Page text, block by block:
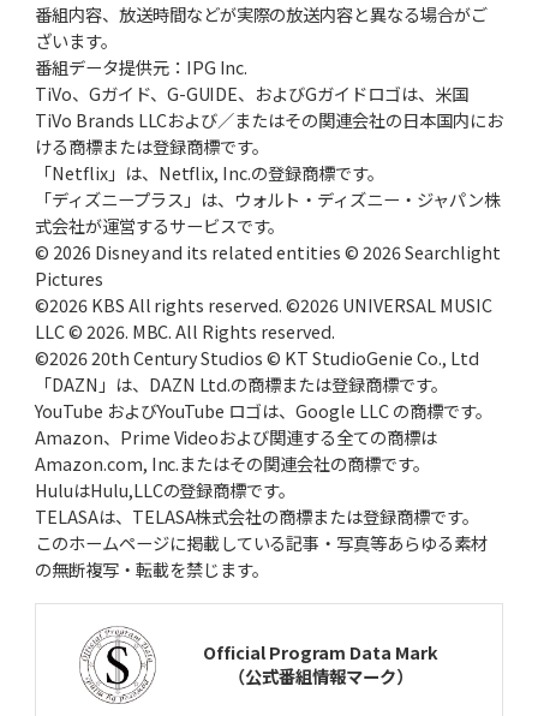
番組内容、放送時間などが実際の放送内容と異なる場合がご
ざいます。
番組データ提供元：IPG Inc.
TiVo、Gガイド、G-GUIDE、およびGガイドロゴは、米国
TiVo Brands LLCおよび／またはその関連会社の日本国内にお
ける商標または登録商標です。
「Netflix」は、Netflix, Inc.の登録商標です。
「ディズニープラス」は、ウォルト・ディズニー・ジャパン株
式会社が運営するサービスです。
© 2026 Disney and its related entities © 2026 Searchlight
Pictures
©2026 KBS All rights reserved. ©2026 UNIVERSAL MUSIC
LLC © 2026. MBC. All Rights reserved.
©2026 20th Century Studios © KT StudioGenie Co., Ltd
「DAZN」は、DAZN Ltd.の商標または登録商標です。
YouTube およびYouTube ロゴは、Google LLC の商標です。
Amazon、Prime Videoおよび関連する全ての商標は
Amazon.com, Inc.またはその関連会社の商標です。
HuluはHulu,LLCの登録商標です。
TELASAは、TELASA株式会社の商標または登録商標です。
このホームページに掲載している記事・写真等あらゆる素材
の無断複写・転載を禁じます。
Official Program Data Mark
（公式番組情報マーク）